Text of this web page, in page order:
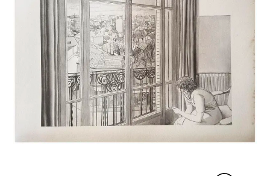
CATALOGUE DES OEUVRES
CONTACT